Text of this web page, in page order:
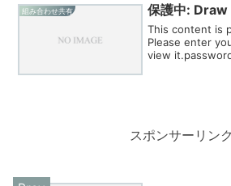
組み合わせ共有 保護中:
This content is
Please enter
view
スポンサーリンク